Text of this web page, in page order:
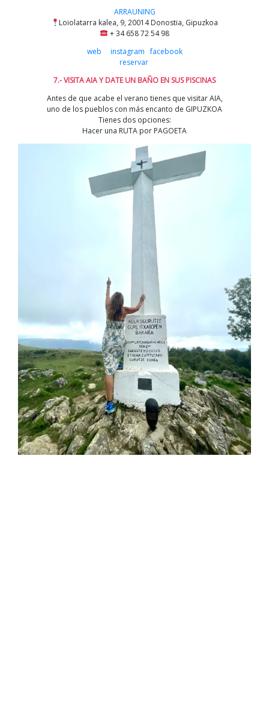
ARRAUNING
Loiolatarra kalea, 9, 20014 Donostia, Gipuzkoa
+ 34 658 72 54 98
web
instagram facebook
reservar
7.- VISITA AIA Y DATE UN BAÑO EN SUS PISCINAS
Antes de que acabe el verano tienes que visitar AIA,
uno de los pueblos con más encanto de GIPUZKOA
Tienes dos opciones:
Hacer una RUTA por PAGOETA